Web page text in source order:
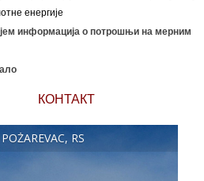
енергије
информација о потрошњи на мерним
КОНТАКТ
POŽAREVAC, RS